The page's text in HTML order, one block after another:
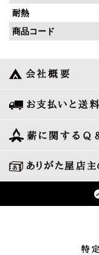
耐熱
商品コード